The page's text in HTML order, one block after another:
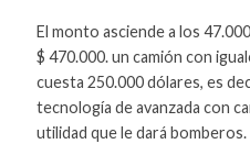
El monto asciende a los
$ 470.000. un camión con
cuesta 250.000 dólares, es
tecnología de avanzada con
utilidad que le dará bomberos.